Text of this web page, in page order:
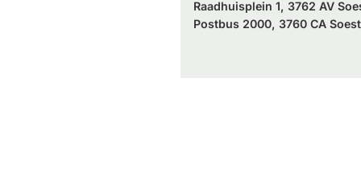
Raadhuisplein 1, 3762 AV
Postbus 2000, 3760 CA Soest